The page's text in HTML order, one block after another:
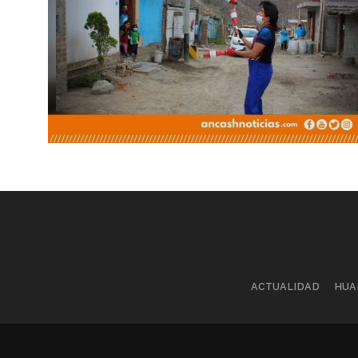
ACTUALIDAD